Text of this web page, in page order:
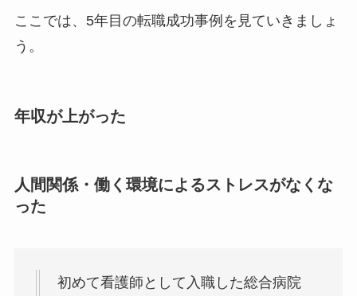
ここでは、5年目の転職成功事例を見ていきましょ
う。
年収が上がった
人間関係・働く環境によるストレスがなくな
った
初めて看護師として入職した総合病院